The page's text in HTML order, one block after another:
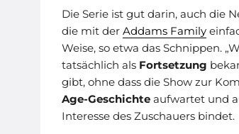
Die Serie ist gut darin, auch die
die mit der Addams Family
Weise, so etwa das Schnippen.
tatsächlich als Fortsetzung
gibt, ohne dass die Show zur
Age-Geschichte aufwartet und
Interesse des Zuschauers bindet.